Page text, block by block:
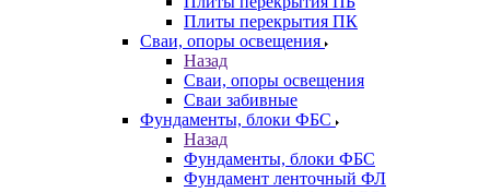
Плиты перекрытия ПК
Сваи, опоры освещения
Назад
Сваи, опоры освещения
Сваи забивные
Фундаменты, блоки ФБС
Назад
Фундаменты, блоки ФБС
Фундамент ленточный ФЛ